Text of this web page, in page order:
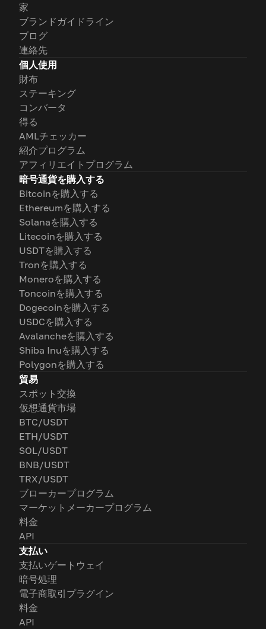
家
ブランドガイドライン
ブログ
連絡先
個人使用
財布
ステーキング
コンバータ
得る
AMLチェッカー
紹介プログラム
アフィリエイトプログラム
暗号通貨を購入する
Bitcoinを購入する
Ethereumを購入する
Solanaを購入する
Litecoinを購入する
USDTを購入する
Tronを購入する
Moneroを購入する
Toncoinを購入する
Dogecoinを購入する
USDCを購入する
Avalancheを購入する
Shiba Inuを購入する
Polygonを購入する
貿易
スポット交換
仮想通貨市場
BTC/USDT
ETH/USDT
SOL/USDT
BNB/USDT
TRX/USDT
ブローカープログラム
マーケットメーカープログラム
料金
API
支払い
支払いゲートウェイ
暗号処理
電子商取引プラグイン
料金
API